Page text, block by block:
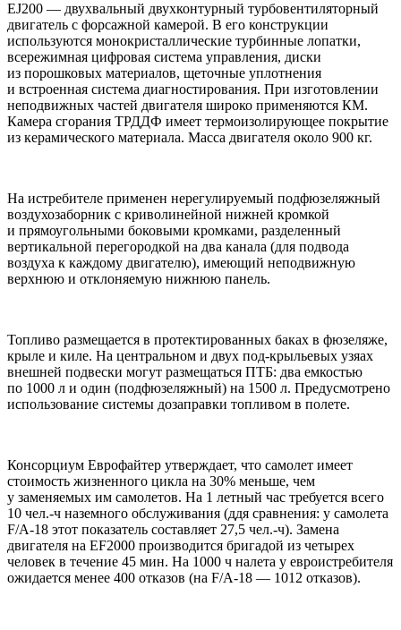
EJ200 — двухвальный двухконтурный турбовентиляторный
двигатель с форсажной камерой. В его конструкции
используются монокристаллические турбинные лопатки,
всережимная цифровая система управления, диски
из порошковых материалов, щеточные уплотнения
и встроенная система диагностирования. При изготовлении
неподвижных частей двигателя широко применяются КМ.
Камера сгорания ТРДДФ имеет термоизолирующее покрытие
из керамического материала. Масса двигателя около 900 кг.
На истребителе применен нерегулируемый подфюзеляжный
воздухозаборник с криволинейной нижней кромкой
и прямоугольными боковыми кромками, разделенный
вертикальной перегородкой на два канала (для подвода
воздуха к каждому двигателю), имеющий неподвижную
верхнюю и отклоняемую нижнюю панель.
Топливо размещается в протектированных баках в фюзеляже,
крыле и киле. На центральном и двух под-крыльевых узяах
внешней подвески могут размещаться ПТБ: два емкостью
по 1000 л и один (подфюзеляжный) на 1500 л. Предусмотрено
использование системы дозаправки топливом в полете.
Консорциум Еврофайтер утверждает, что самолет имеет
стоимость жизненного цикла на 30% меньше, чем
у заменяемых им самолетов. На 1 летный час требуется всего
10 чел.-ч наземного обслуживания (ддя сравнения: у самолета
F/A-18 этот показатель составляет 27,5 чел.-ч). Замена
двигателя на EF2000 производится бригадой из четырех
человек в течение 45 мин. На 1000 ч налета у евроистребителя
ожидается менее 400 отказов (на F/A-18 — 1012 отказов).